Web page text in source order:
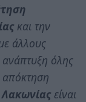
και την
άλλους
ανάπτυξη όλης
απόκτηση
είναι